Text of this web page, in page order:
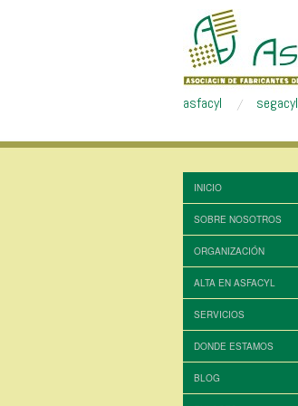
asfacyl segacyl
INICIO
SOBRE NOSOTROS
ORGANIZACIÓN
ALTA EN ASFACYL
SERVICIOS
DONDE ESTAMOS
BLOG